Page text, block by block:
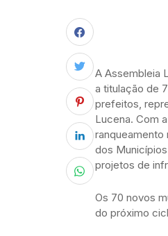
A Assembleia
a titulação de
prefeitos,
Lucena. Com
dos
projetos de
Os 70 novos
do próximo